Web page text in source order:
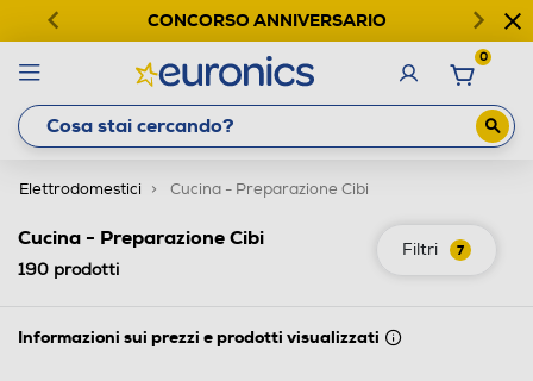
CONCORSO ANNIVERSARIO
0
Elettrodomestici Cucina - Preparazione Cibi
Filtri 7
Cucina - Preparazione Cibi
190 prodotti
Informazioni sui prezzi e prodotti visualizzati